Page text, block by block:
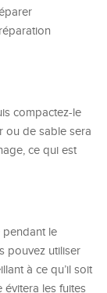
compactez-le
ou de sable sera
ce qui est
pendant le
pouvez utiliser
à ce qu’il soit
évitera les fuites